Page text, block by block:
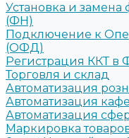
Установка и
(ФН)
Подключение к
(ОФД)
Регистрация ККТ в
Торговля и склад
Автоматизация
Автоматизация
Автоматизация
Маркировка